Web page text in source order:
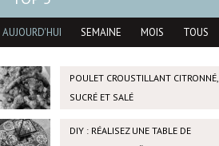
AUJOURD'HUI SEMAINE MOIS TOUS
POULET CROUSTILLANT CITRONNÉ,
SUCRÉ ET SALÉ
DIY : RÉALISEZ UNE TABLE DE